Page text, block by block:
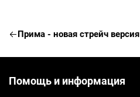
Прима - новая стрейч версия
ФИО
Помощь и информация